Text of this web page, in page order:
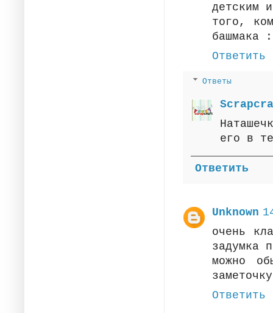
детским
того,
башмака
Ответить
Ответы
его в
Ответить
Unknown
очень
задумка
можно
Ответить